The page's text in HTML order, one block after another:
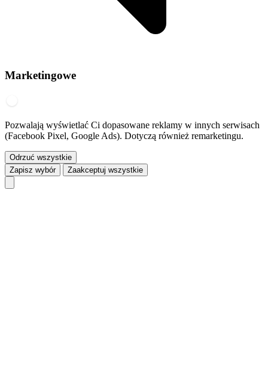
Marketingowe
Pozwalają wyświetlać Ci dopasowane reklamy w innych serwisach
(Facebook Pixel, Google Ads). Dotyczą również remarketingu.
Odrzuć wszystkie
Zapisz wybór
Zaakceptuj wszystkie